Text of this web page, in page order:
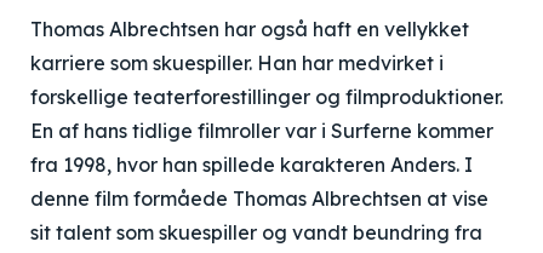
Thomas Albrechtsen har også haft en vellykket
karriere som skuespiller. Han har medvirket i
forskellige teaterforestillinger og filmproduktioner.
En af hans tidlige filmroller var i Surferne kommer
fra 1998, hvor han spillede karakteren Anders. I
denne film formåede Thomas Albrechtsen at vise
sit talent som skuespiller og vandt beundring fra